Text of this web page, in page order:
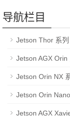
导航栏目
Jetson Thor 系列
Jetson AGX Orin
Jetson Orin NX
Jetson Orin
Jetson AGX